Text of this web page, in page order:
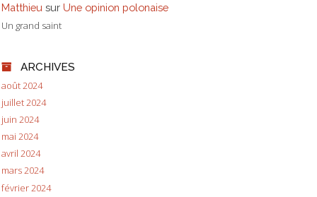
Matthieu sur Une opinion polonaise
Un grand saint
ARCHIVES
août 2024
juillet 2024
juin 2024
mai 2024
avril 2024
mars 2024
février 2024